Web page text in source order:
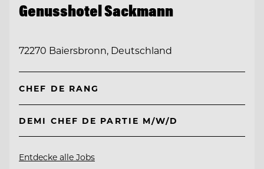
Genusshotel Sackmann
72270 Baiersbronn, Deutschland
CHEF DE RANG
DEMI CHEF DE PARTIE M/W/D
Entdecke alle Jobs